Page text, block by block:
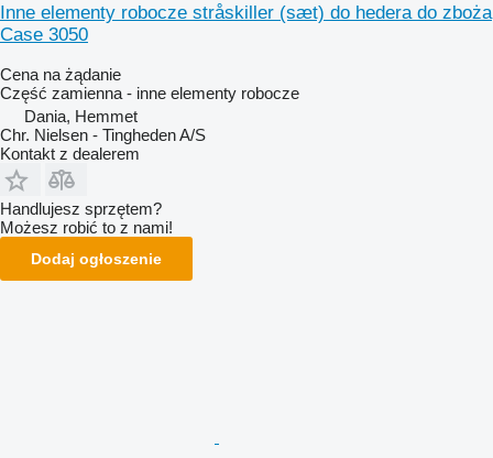
Inne elementy robocze stråskiller (sæt) do hedera do zboża
Case 3050
Cena na żądanie
Część zamienna - inne elementy robocze
Dania, Hemmet
Chr. Nielsen - Tingheden A/S
Kontakt z dealerem
Handlujesz sprzętem?
Możesz robić to z nami!
Dodaj ogłoszenie